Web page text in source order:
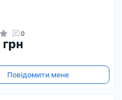
0
Повідомити мене